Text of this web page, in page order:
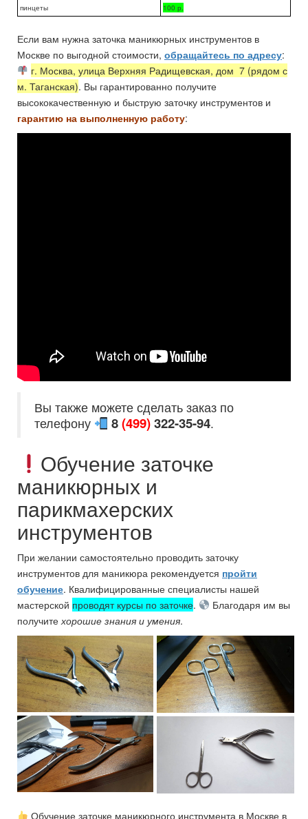
пинцеты 100 р.
Если вам нужна заточка маникюрных инструментов в
Москве по выгодной стоимости, обращайтесь по адресу:
г. Москва, улица Верхняя Радищевская, дом 7 (рядом с
м. Таганская). Вы гарантированно получите
высококачественную и быструю заточку инструментов и
гарантию на выполненную работу:
Вы также можете сделать заказ по
телефону
8(499)322-35-94.
Обучение заточке
маникюрных и
парикмахерских
инструментов
При желании самостоятельно проводить заточку
инструментов для маникюра рекомендуется пройти
обучение. Квалифицированные специалисты нашей
мастерской проводят курсы по заточке.
Благодаря им вы
получитехорошие знания и умения.
Обучение заточке маникюрного инструмента в Москве в